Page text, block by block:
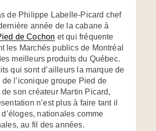
de Philippe Labelle-Picard chef
année de la cabane à
de Cochon et qui fréquente
les Marchés publics de Montréal
meilleurs produits du Québec.
qui sont d’ailleurs la marque de
de l’iconique groupe Pied de
son créateur Martin Picard,
n’est plus à faire tant il
d’éloges, nationales comme
au fil des années.